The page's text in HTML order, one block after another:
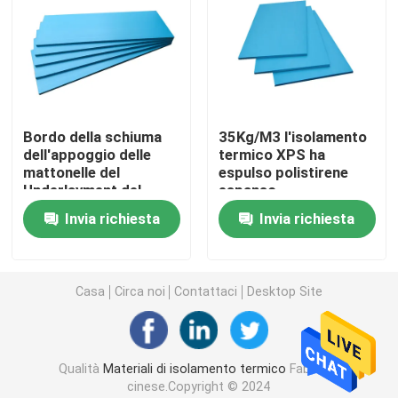
Pannello sandwich in EPS
Pannello isolante di XPS
Membrana impermeabilizzante
Tubo di gomma dell'isolamento della schiuma
Metropolitana della lana di roccia
Bordo della schiuma
dell'appoggio delle
mattonelle del
Underlayment del
pavimento del pannello
isolante di XPS del
polistirolo
Invia richiesta
35Kg/M3 l'isolamento
termico XPS ha
espulso polistirene
espanso
dell'isolamento del
bordo Invia richiesta
Casa Circa noi Contattaci Desktop Site
Qualità Materiali di isolamento termico Fabbrica
cinese.Copyright © 2024